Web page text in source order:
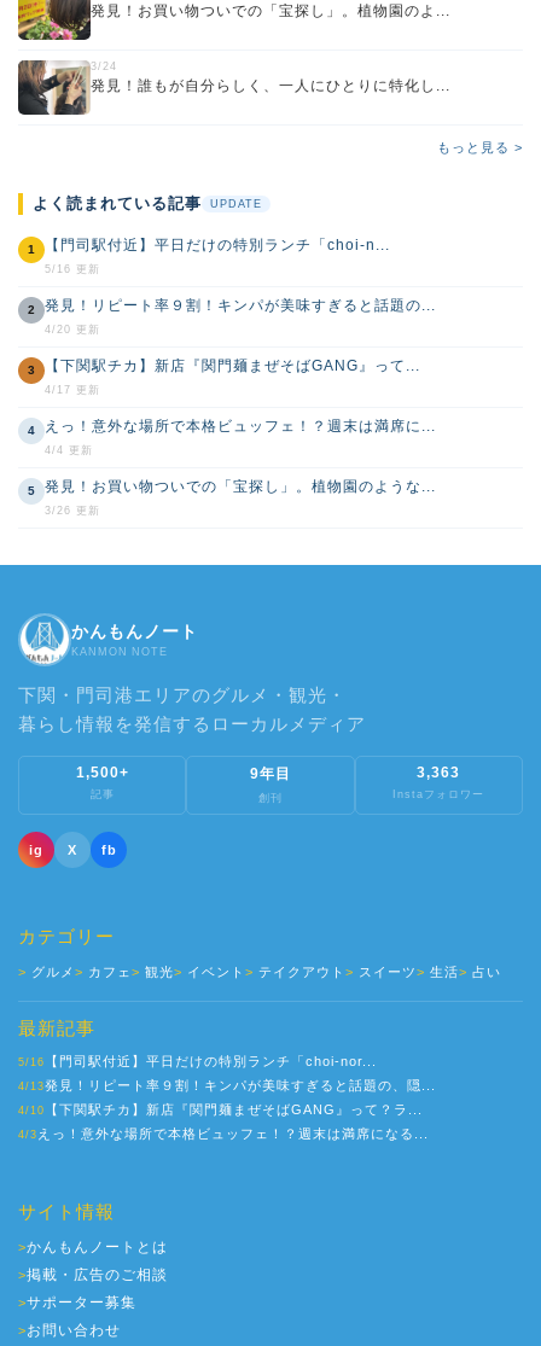
発見！お買い物ついでの「宝探し」。植物園のよ...
3/24
発見！誰もが自分らしく、一人にひとりに特化し...
もっと見る >
よく読まれている記事 UPDATE
1 【門司駅付近】平日だけの特別ランチ「choi-n...
5/16 更新
2 発見！リピート率９割！キンパが美味すぎると話題の...
4/20 更新
3 【下関駅チカ】新店『関門麺まぜそばGANG』って...
4/17 更新
4 えっ！意外な場所で本格ビュッフェ！？週末は満席に...
4/4 更新
5 発見！お買い物ついでの「宝探し」。植物園のような...
3/26 更新
かんもんノート
KANMON NOTE
下関・門司港エリアのグルメ・観光・
暮らし情報を発信するローカルメディア
1,500+
記事
9年目
創刊
3,363
Instaフォロワー
ig X fb
カテゴリー
グルメ カフェ 観光 イベント テイクアウト スイーツ 生活 占い
最新記事
5/16 【門司駅付近】平日だけの特別ランチ「choi-nor...
4/13発見！リピート率９割！キンパが美味すぎると話題の、隠...
4/10 【下関駅チカ】新店『関門麺まぜそばGANG』って？ラ...
4/3 えっ！意外な場所で本格ビュッフェ！？週末は満席になる...
サイト情報
>かんもんノートとは
>掲載・広告のご相談
>サポーター募集
>お問い合わせ